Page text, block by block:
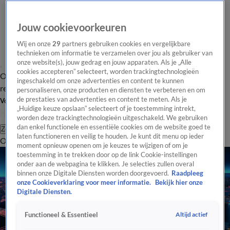
Overzicht Laatste nieuws Regionieuws Het beste van Hart
Tip de
redactie
Volg Hart van Nederland
Zoeken
OverzichtRegioUitzendingenWeerTip de redactiePanelVideo's
Jouw cookievoorkeuren
Wij en onze29 partners gebruiken cookies en vergelijkbare
technieken om informatie te verzamelen over jou als gebruiker van
onze website(s), jouw gedrag en jouw apparaten. Als je „Alle
cookies accepteren” selecteert, worden trackingtechnologieën
ingeschakeld om onze advertenties en content te kunnen
personaliseren, onze producten en diensten te verbeteren en om
de prestaties van advertenties en content te meten. Als je
„Huidige keuze opslaan” selecteert of je toestemming intrekt,
worden deze trackingtechnologieën uitgeschakeld. We gebruiken
dan enkel functionele en essentiële cookies om de website goed te
laten functioneren en veilig te houden. Je kunt dit menu op ieder
moment opnieuw openen om je keuzes te wijzigen of om je
toestemming in te trekken door op de link Cookie-instellingen
onder aan de webpagina te klikken. Je selecties zullen overal
binnen onze Digitale Diensten worden doorgevoerd. Raadpleeg
onze Cookieverklaring voor meer informatie.
Bekijk hier onze
Digitale Diensten.
Functioneel & Essentieel Altijd actief